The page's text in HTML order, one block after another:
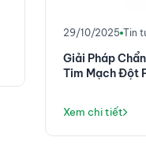
29/10/2025 Tin
Giải Pháp
Tim Mạch Đột
Điện Tim ELI
(Baxter/
Xem chi tiết